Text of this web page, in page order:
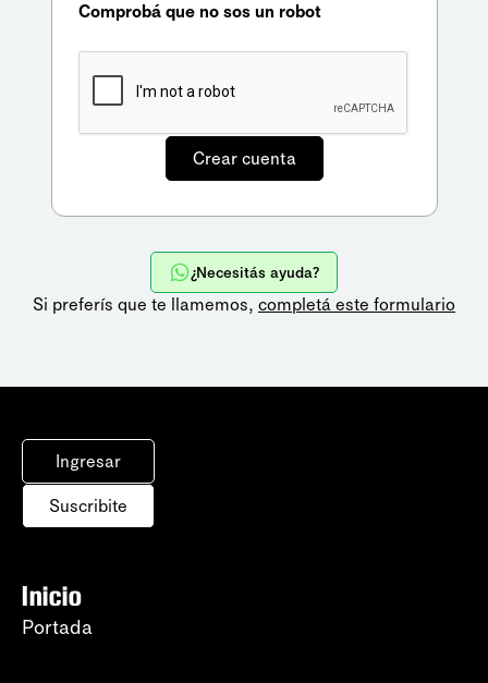
Comprobá que no sos un robot
¿Necesitás ayuda?
Si preferís que te llamemos, completá este formulario
Ingresar
Suscribite
Inicio
Portada